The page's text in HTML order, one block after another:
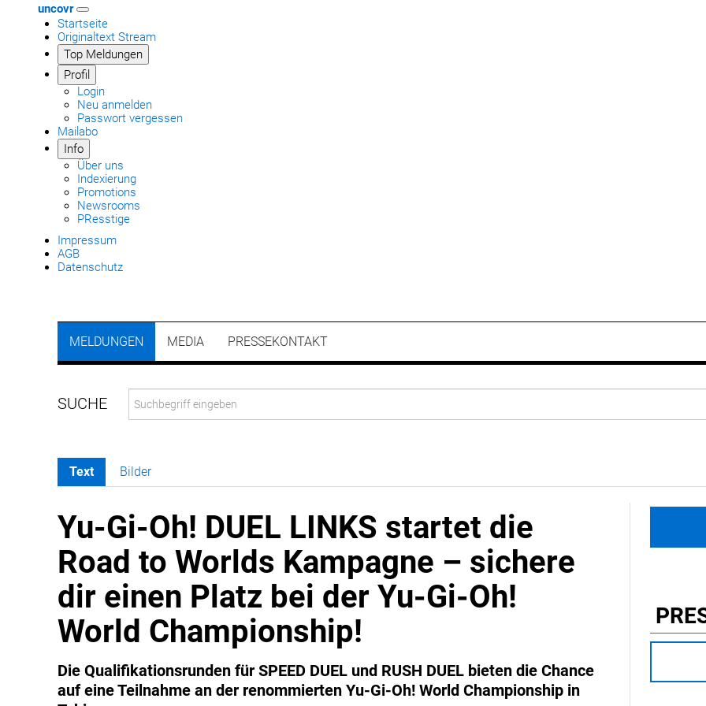
uncovr
Startseite
Originaltext Stream
Top Meldungen
Profil
Login
Neu anmelden
Passwort vergessen
Mailabo
Info
Über uns
Indexierung
Promotions
Newsrooms
PResstige
Impressum
AGB
Datenschutz
MELDUNGEN MEDIA PRESSEKONTAKT
Text Bilder
Yu-Gi-Oh! DUEL LINKS startet die
Road to Worlds Kampagne – sichere
dir einen Platz bei der Yu-Gi-Oh!
World Championship!
Die Qualifikationsrunden für SPEED DUEL und RUSH DUEL bieten die Chance
auf eine Teilnahme an der renommierten Yu-Gi-Oh! World Championship in